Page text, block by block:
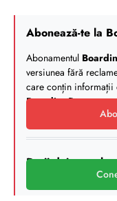
Abonează-te la
Abonamentul
versiunea fără
care conțin informații
BoardingPass.
Deții deja un